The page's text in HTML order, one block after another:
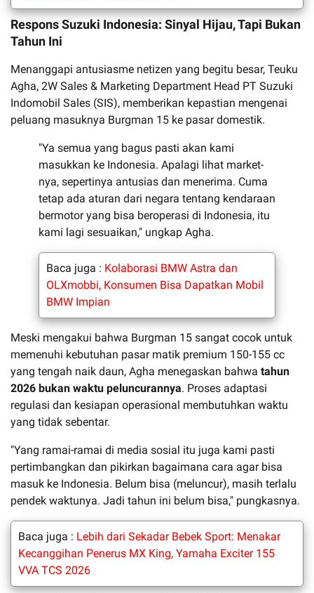
Respons Suzuki Indonesia: Sinyal Hijau, Tapi Bukan
Tahun Ini
Menanggapi antusiasme netizen yang begitu besar, Teuku
Agha, 2W Sales & Marketing Department Head PT Suzuki
Indomobil Sales (SIS), memberikan kepastian mengenai
peluang masuknya Burgman 15 ke pasar domestik.
"Ya semua yang bagus pasti akan kami
masukkan ke Indonesia. Apalagi lihat market-
nya, sepertinya antusias dan menerima. Cuma
tetap ada aturan dari negara tentang kendaraan
bermotor yang bisa beroperasi di Indonesia, itu
kami lagi sesuaikan," ungkap Agha.
Baca juga : Kolaborasi BMW Astra dan
OLXmobbi, Konsumen Bisa Dapatkan Mobil
BMW Impian
Meski mengakui bahwa Burgman 15 sangat cocok untuk
memenuhi kebutuhan pasar matik premium 150-155 cc
yang tengah naik daun, Agha menegaskan bahwa tahun
2026 bukan waktu peluncurannya. Proses adaptasi
regulasi dan kesiapan operasional membutuhkan waktu
yang tidak sebentar.
"Yang ramai-ramai di media sosial itu juga kami pasti
pertimbangkan dan pikirkan bagaimana cara agar bisa
masuk ke Indonesia. Belum bisa (meluncur), masih terlalu
pendek waktunya. Jadi tahun ini belum bisa," pungkasnya.
Baca juga : Lebih dari Sekadar Bebek Sport: Menakar
Kecanggihan Penerus MX King, Yamaha Exciter 155
VVA TCS 2026